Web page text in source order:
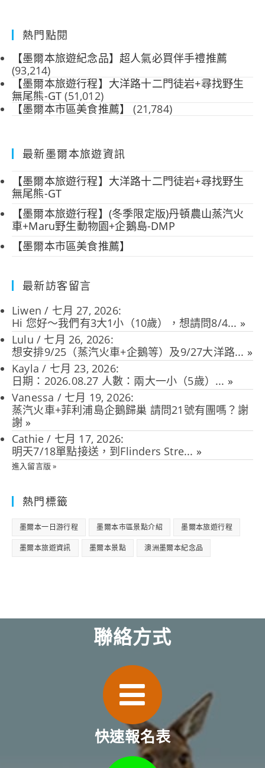
熱門點閱
【墨爾本旅遊紀念品】超人氣必買伴手禮推薦
(93,214)
【墨爾本旅遊行程】大洋路十二門徒岩+尋找野生
無尾熊-GT (51,012)
【墨爾本市區美食推薦】
(21,784)
最新墨爾本旅遊資訊
【墨爾本旅遊行程】大洋路十二門徒岩+尋找野生
無尾熊-GT
【墨爾本旅遊行程】(冬季限定版)丹頓農山蒸汽火
車+Maru野生動物園+企鵝島-DMP
【墨爾本市區美食推薦】
最新訪客留言
Liwen / 七月 27, 2026:
Hi 您好～我們有3大1小（10歲），想請問8/4... »
Lulu / 七月 26, 2026:
想安排9/25（蒸汽火車+企鵝等）及9/27大洋路... »
Kayla / 七月 23, 2026:
日期：2026.08.27 人數：兩大一小（5歲）... »
Vanessa / 七月 19, 2026:
蒸汽火車+菲利浦島企鵝歸巢 請問21號有團嗎？謝
謝 »
Cathie / 七月 17, 2026:
明天7/18單點接送，到Flinders Stre... »
進入留言版 »
熱門標籤
墨爾本一日游行程 墨爾本市區景點介紹 墨爾本旅遊行程
墨爾本旅遊資訊 墨爾本景點 澳洲墨爾本紀念品
聯絡方式
快速報名表